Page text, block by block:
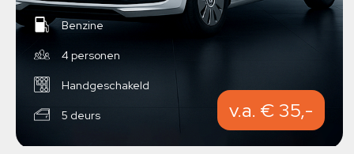
Benzine
4 personen
Handgeschakeld
5 deurs v.a. € 35,-